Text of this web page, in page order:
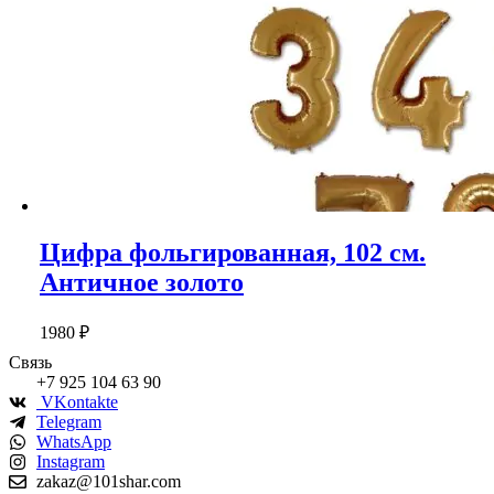
Цифра фольгированная, 102 см.
Античное золото
1980 ₽
Связь
+7 925 104 63 90
VKontakte
Telegram
WhatsApp
Instagram
zakaz@101shar.com